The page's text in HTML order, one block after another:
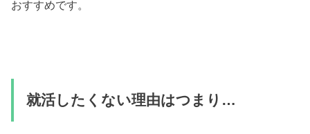
おすすめです。
就活したくない理由はつまり…